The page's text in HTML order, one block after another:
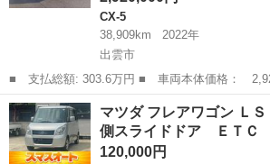
CX-5
38,909km
2022年
出雲市
■ 支払総額: 303.6万円 ■ 車両本体価格： 2,920,000 円 ■ メーカ
ー名： マツダ ■ 車種名： ＣＸ－５ ■ グ
クスクルーシブモード ４ＷＤ ワンオーナー
席シート...
島根 出雲市 CX-5
マツダ フレアワゴン Ｌ
側スライドドア ＥＴ
120,000円